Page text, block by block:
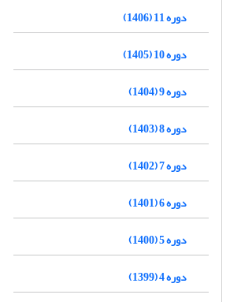
دوره 11 (1406)
دوره 10 (1405)
دوره 9 (1404)
دوره 8 (1403)
دوره 7 (1402)
دوره 6 (1401)
دوره 5 (1400)
دوره 4 (1399)